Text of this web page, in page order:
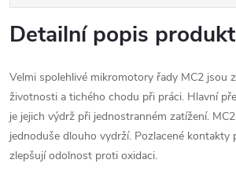
Detailní popis
Velmi spolehlivé mikromotory řady MC2 jsou
životnosti a tichého chodu při práci. Hlavní
je jejich výdrž při jednostranném zatížení.
jednoduše dlouho vydrží. Pozlacené
zlepšují odolnost proti oxidaci.